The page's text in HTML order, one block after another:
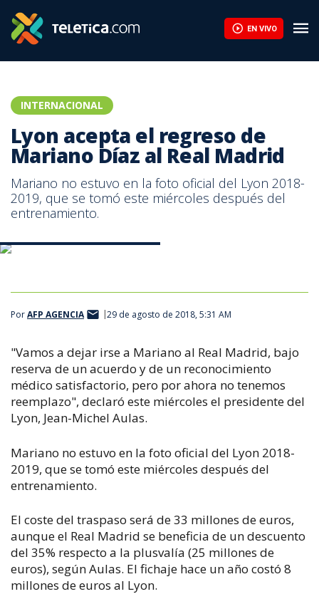
EN VIVO
INTERNACIONAL
Lyon acepta el regreso de
Mariano Díaz al Real Madrid
Mariano no estuvo en la foto oficial del Lyon 2018-
2019, que se tomó este miércoles después del
entrenamiento.
PorAFP AGENCIA 29 de agosto de 2018, 5:31 AM
"Vamos a dejar irse a Mariano al Real Madrid, bajo
reserva de un acuerdo y de un reconocimiento
médico satisfactorio, pero por ahora no tenemos
reemplazo", declaró este miércoles el presidente del
Lyon, Jean-Michel Aulas.
Mariano no estuvo en la foto oficial del Lyon 2018-
2019, que se tomó este miércoles después del
entrenamiento.
El coste del traspaso será de 33 millones de euros,
aunque el Real Madrid se beneficia de un descuento
del 35% respecto a la plusvalía (25 millones de
euros), según Aulas. El fichaje hace un año costó 8
millones de euros al Lyon.